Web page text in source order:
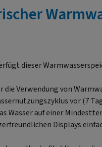
dieser
Verwendung von
vor (7
Wasser auf einer
Displays